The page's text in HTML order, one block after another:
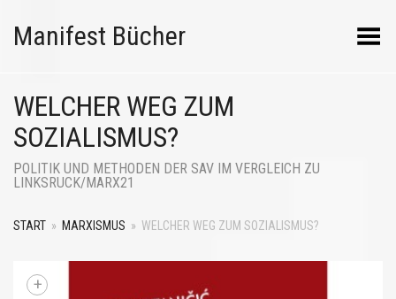
Manifest Bücher Menü umschalten
WELCHER WEG ZUM
SOZIALISMUS?
POLITIK UND METHODEN DER SAV IM VERGLEICH ZU
LINKSRUCK/MARX21
START » MARXISMUS » WELCHER WEG ZUM SOZIALISMUS?
+